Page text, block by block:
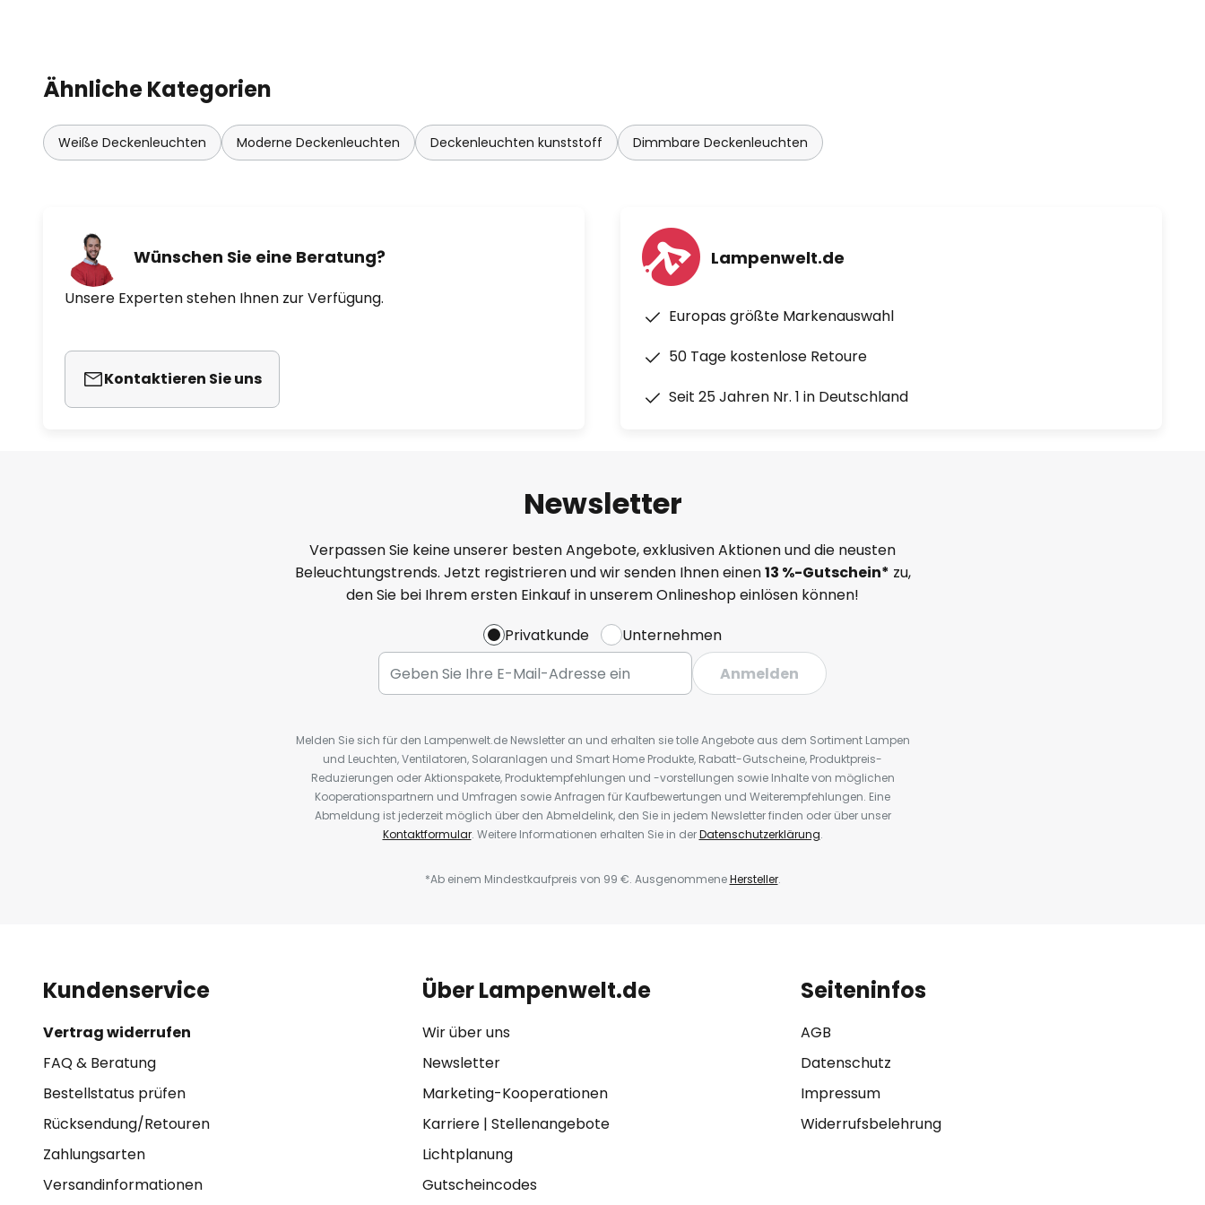
Ähnliche Kategorien
Weiße Deckenleuchten Moderne Deckenleuchten Deckenleuchten kunststoff Dimmbare Deckenleuchten
Wünschen Sie eine Beratung?
Unsere Experten stehen Ihnen zur Verfügung.
Kontaktieren Sie uns
Lampenwelt.de
Europas größte Markenauswahl
50 Tage kostenlose Retoure
Seit 25 Jahren Nr. 1 in Deutschland
Newsletter
Verpassen Sie keine unserer besten Angebote, exklusiven Aktionen und die neusten
Beleuchtungstrends. Jetzt registrieren und wir senden Ihnen einen13 %-Gutschein* zu,
den Sie bei Ihrem ersten Einkauf in unserem Onlineshop einlösen können!
Privatkunde
Unternehmen
Anmelden
Melden Sie sich für den Lampenwelt.de Newsletter an und erhalten sie tolle Angebote aus dem Sortiment Lampen
und Leuchten, Ventilatoren, Solaranlagen und Smart Home Produkte, Rabatt-Gutscheine, Produktpreis-
Reduzierungen oder Aktionspakete, Produktempfehlungen und -vorstellungen sowie Inhalte von möglichen
Kooperationspartnern und Umfragen sowie Anfragen für Kaufbewertungen und Weiterempfehlungen. Eine
Abmeldung ist jederzeit möglich über den Abmeldelink, den Sie in jedem Newsletter finden oder über unser
Kontaktformular. Weitere Informationen erhalten Sie in derDatenschutzerklärung.
*Ab einem Mindestkaufpreis von 99 €. AusgenommeneHersteller.
Kundenservice
Vertrag widerrufen
FAQ & Beratung
Bestellstatus prüfen
Rücksendung/Retouren
Zahlungsarten
Versandinformationen
Über Lampenwelt.de
Wir über uns
Newsletter
Marketing-Kooperationen
Karriere| Stellenangebote
Lichtplanung
Gutscheincodes
Seiteninfos
AGB
Datenschutz
Impressum
Widerrufsbelehrung